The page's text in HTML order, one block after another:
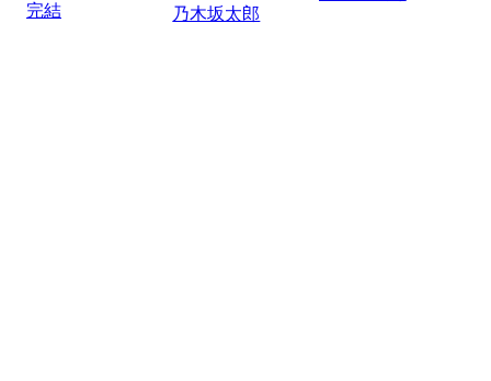
完結 乃木坂太郎